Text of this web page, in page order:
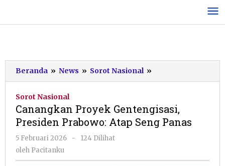
konten
Beranda » News » Sorot Nasional »
Proyek
Prabowo:
Atap
Sorot Nasional
Canangkan Proyek Gentengisasi,
Presiden Prabowo: Atap Seng Panas
5 Februari 2026
oleh
-
124 Dilihat
oleh Pacitanku